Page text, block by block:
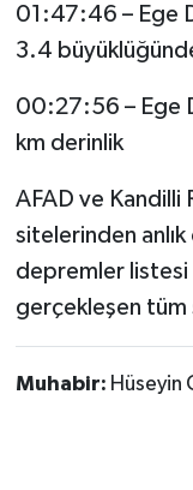
01:47:46 – Ege
3.4
00:27:56 – Ege
km derinlik
AFAD ve Kandilli
sitelerinden anlık
depremler listesi
gerçekleşen tüm
Muhabir: Hüseyin